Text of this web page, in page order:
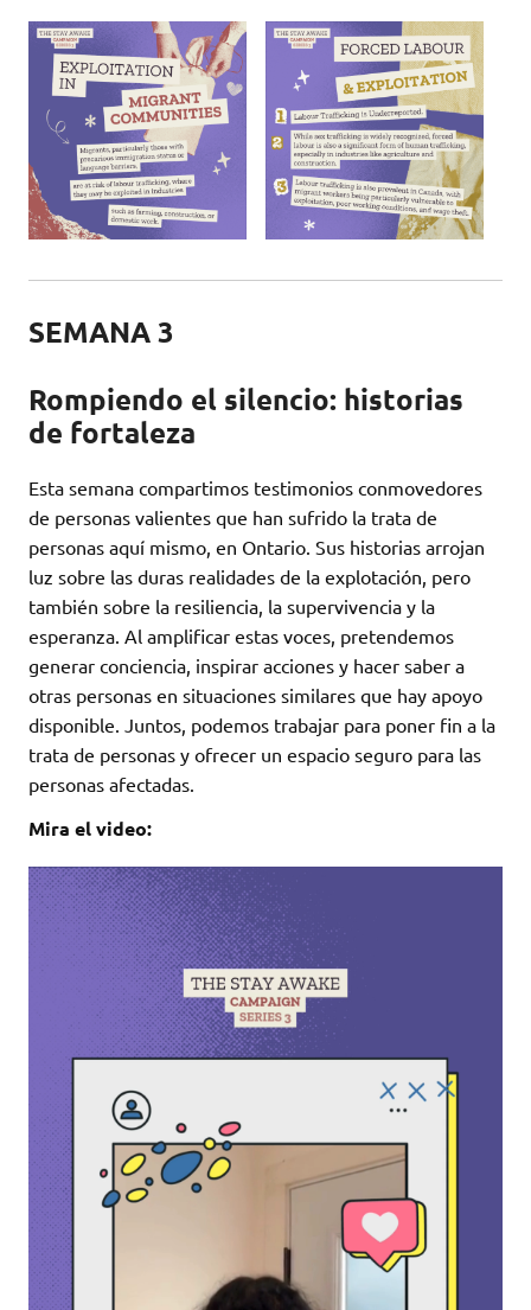
SEMANA 3
Rompiendo el silencio: historias
de fortaleza
Esta semana compartimos testimonios conmovedores
de personas valientes que han sufrido la trata de
personas aquí mismo, en Ontario. Sus historias arrojan
luz sobre las duras realidades de la explotación, pero
también sobre la resiliencia, la supervivencia y la
esperanza. Al amplificar estas voces, pretendemos
generar conciencia, inspirar acciones y hacer saber a
otras personas en situaciones similares que hay apoyo
disponible. Juntos, podemos trabajar para poner fin a la
trata de personas y ofrecer un espacio seguro para las
personas afectadas.
Mira el video: